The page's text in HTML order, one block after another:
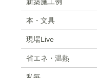
本・文具
現場Live
省エネ・温熱